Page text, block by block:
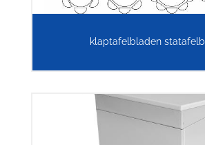
klaptafelbladen